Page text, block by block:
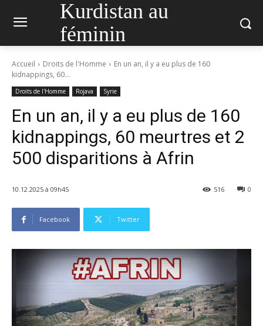
Kurdistan au
féminin
Accueil Droits de l'Homme
En un an, il y a eu plus de 160
kidnappings, 60...
Droits de l'Homme Rojava Syrie
En un an, il y a eu plus de 160
kidnappings, 60 meurtres et 2
500 disparitions à Afrin
10.12.2025 à 09h45 0
516
Facebook Twitter